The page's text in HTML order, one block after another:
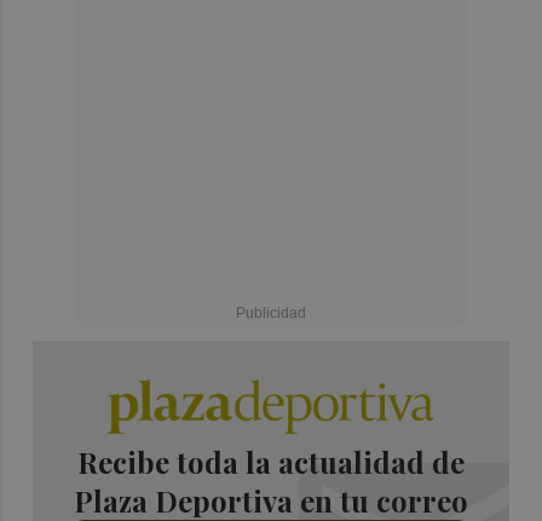
Recibe toda la actualidad de
Plaza Deportiva en tu correo